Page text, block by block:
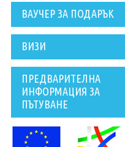
ВАУЧЕР ЗА ПОДАРЪК
ВИЗИ
ПРЕДВАРИТЕЛНА
ИНФОРМАЦИЯ ЗА
ПЪТУВАНЕ